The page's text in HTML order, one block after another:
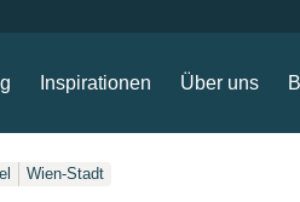
Inspirationen Über uns
Wien-Stadt